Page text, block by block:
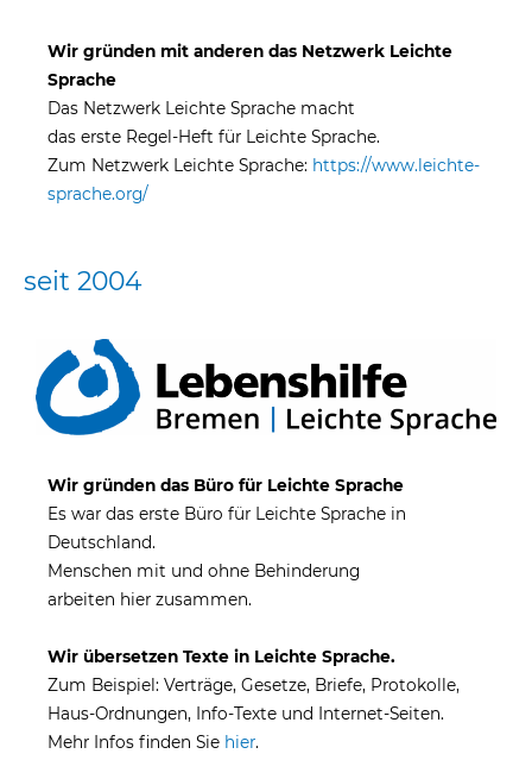
Wir gründen mit anderen das Netzwerk Leichte
Sprache
Das Netzwerk Leichte Sprache macht
das erste Regel-Heft für Leichte Sprache.
Zum Netzwerk Leichte Sprache: https://www.leichte-
sprache.org/
seit 2004
Wir gründen das Büro für Leichte Sprache
Es war das erste Büro für Leichte Sprache in
Deutschland.
Menschen mit und ohne Behinderung
arbeiten hier zusammen.
Wir übersetzen Texte in Leichte Sprache.
Zum Beispiel: Verträge, Gesetze, Briefe, Protokolle,
Haus-Ordnungen, Info-Texte und Internet-Seiten.
Mehr Infos finden Sie hier.